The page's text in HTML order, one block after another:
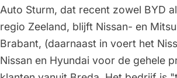
Auto Sturm, dat recent zowel BYD
regio Zeeland, blijft Nissan- en
Brabant, (daarnaast in voert het
Nissan en Hyundai voor de gehele